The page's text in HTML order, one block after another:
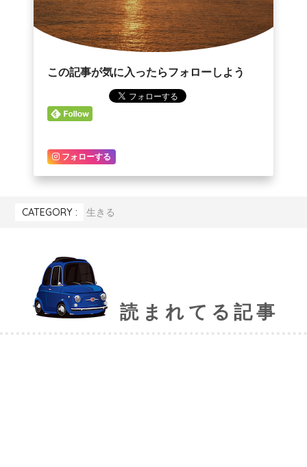
この記事が気に入ったらフォローしよう
フォローする
CATEGORY : 生きる
読まれてる記事